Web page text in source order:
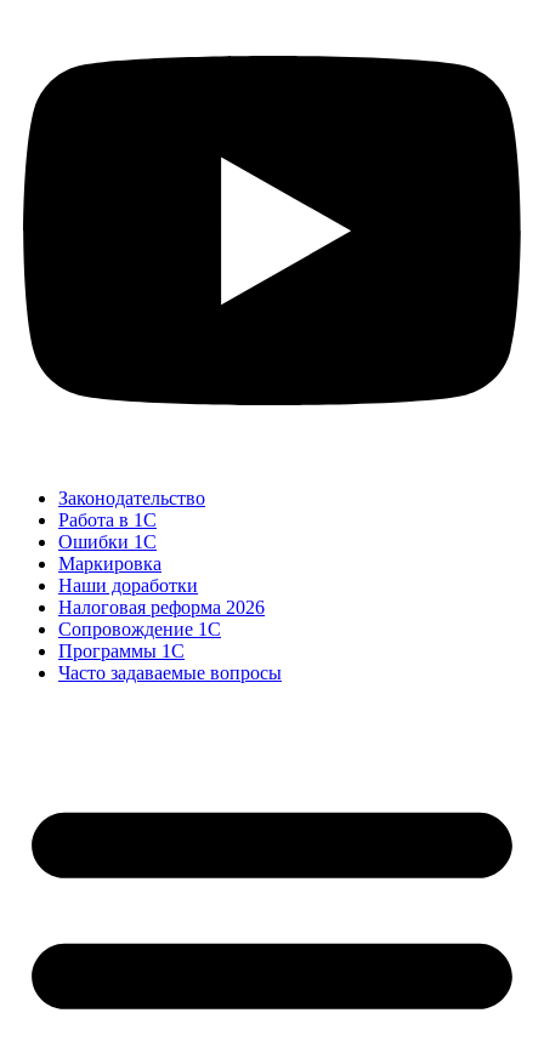
Законодательство
Работа в 1С
Ошибки 1С
Маркировка
Наши доработки
Налоговая реформа 2026
Сопровождение 1С
Программы 1С
Часто задаваемые вопросы